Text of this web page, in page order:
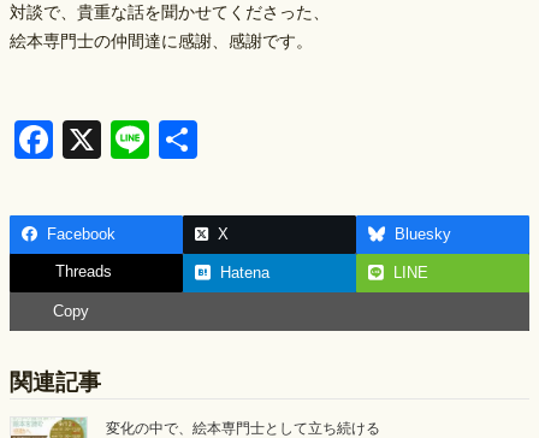
対談で、貴重な話を聞かせてくださった、
絵本専門士の仲間達に感謝、感謝です。
F
c
e
b
o
o
k
X
Li
e
ar
e
Facebook X Bluesky
Threads Hatena LINE
Copy
関連記事
変化の中で、絵本専門士として立ち続ける